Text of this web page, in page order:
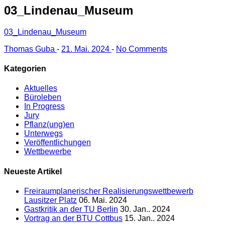
03_Lindenau_Museum
03_Lindenau_Museum
Thomas Guba - 21. Mai. 2024 - No Comments
Kategorien
Aktuelles
Büroleben
In Progress
Jury
Pflanz(ung)en
Unterwegs
Veröffentlichungen
Wettbewerbe
Neueste Artikel
Freiraumplanerischer Realisierungswettbewerb
Lausitzer Platz 06. Mai. 2024
Gastkritik an der TU Berlin 30. Jan.. 2024
Vortrag an der BTU Cottbus 15. Jan.. 2024